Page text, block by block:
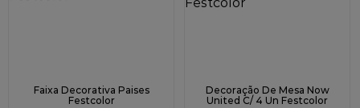
Faixa Decorativa Paises
Festcolor
Decoração De Mesa Now
United C/ 4 Un Festcolor